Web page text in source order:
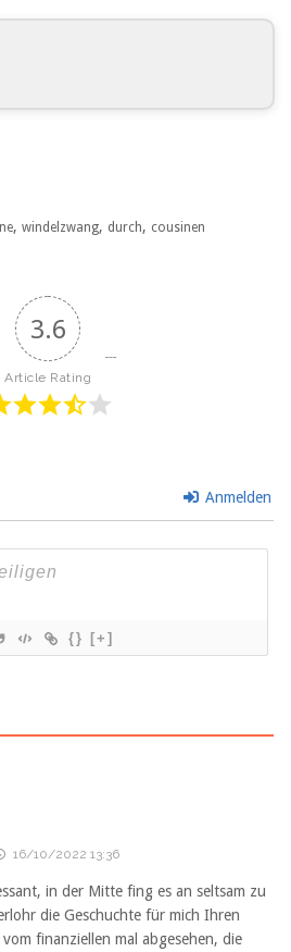
, windelzwang, durch, cousinen
3.6
Article Rating
Anmelden
{} [+]
16/10/2022 13:36
in der Mitte fing es an seltsam zu
die Geschuchte für mich Ihren
finanziellen mal abgesehen, die